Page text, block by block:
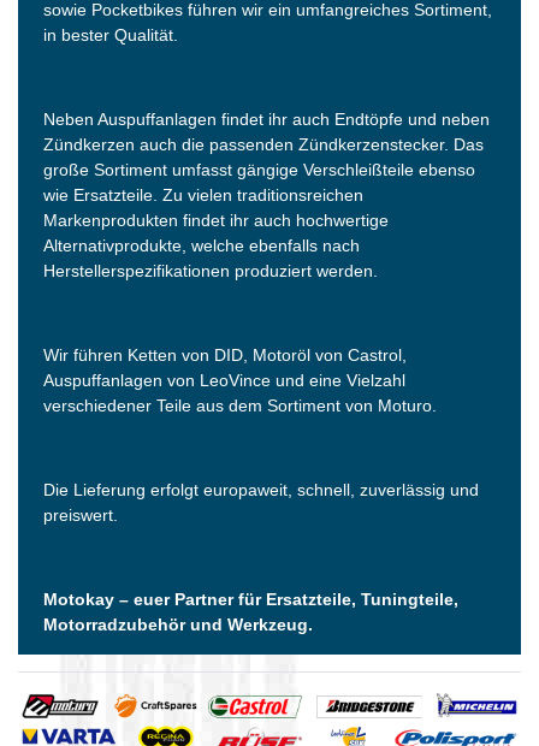
sowie Pocketbikes führen wir ein umfangreiches Sortiment,
in bester Qualität.
Neben Auspuffanlagen findet ihr auch Endtöpfe und neben
Zündkerzen auch die passenden Zündkerzenstecker. Das
große Sortiment umfasst gängige Verschleißteile ebenso
wie Ersatzteile. Zu vielen traditionsreichen
Markenprodukten findet ihr auch hochwertige
Alternativprodukte, welche ebenfalls nach
Herstellerspezifikationen produziert werden.
Wir führen Ketten von DID, Motoröl von Castrol,
Auspuffanlagen von LeoVince und eine Vielzahl
verschiedener Teile aus dem Sortiment von Moturo.
Die Lieferung erfolgt europaweit, schnell, zuverlässig und
preiswert.
Motokay – euer Partner für Ersatzteile, Tuningteile,
Motorradzubehör und Werkzeug.